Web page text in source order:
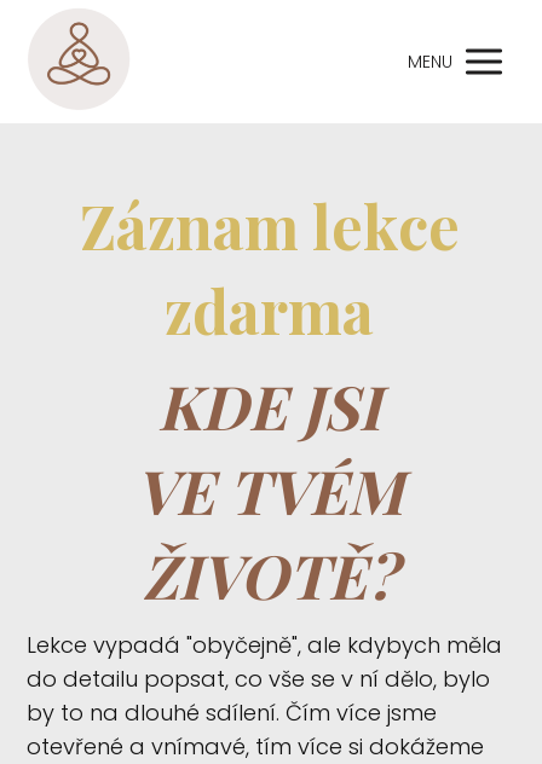
MENU
Záznam lekce
zdarma
KDE JSI
VE TVÉM
ŽIVOTĚ?
Lekce vypadá "obyčejně", ale kdybych měla
do detailu popsat, co vše se v ní dělo, bylo
by to na dlouhé sdílení. Čím více jsme
otevřené a vnímavé, tím více si dokážeme